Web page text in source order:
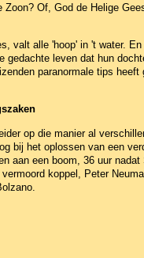
Zoon? Of, God de Helige
valt alle 'hoop' in 't water.
gedachte leven dat hun
paranormale tips
op die manier al
bij het oplossen van een
aan een boom, 36 uur
koppel, Peter